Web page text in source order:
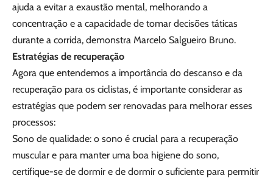
ajuda a evitar a exaustão mental, melhorando a
concentração e a capacidade de tomar decisões táticas
durante a corrida, demonstra Marcelo Salgueiro Bruno.
Estratégias de recuperação
Agora que entendemos a importância do descanso e da
recuperação para os ciclistas, é importante considerar as
estratégias que podem ser renovadas para melhorar esses
processos:
Sono de qualidade: o sono é crucial para a recuperação
muscular e para manter uma boa higiene do sono,
certifique-se de dormir e de dormir o suficiente para permitir